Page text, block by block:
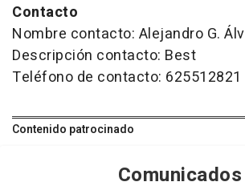
Contacto
Nombre contacto: Alejandro G.
Descripción contacto: Best
Teléfono de contacto: 625512821
Contenido patrocinado
Comunicados